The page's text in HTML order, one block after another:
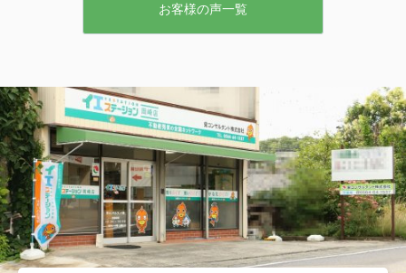
地域密着でやられてい
せてもらいます(笑)
お客様の声一覧